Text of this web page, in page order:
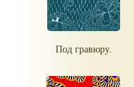
Под гравюру.